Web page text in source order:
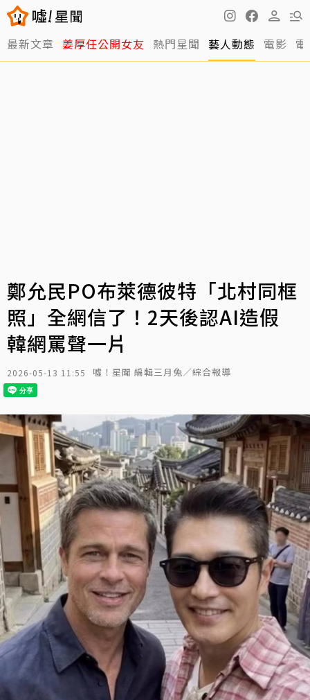
最新文章 姜厚任公開女友 熱門星聞 藝人動態 電影
鄭允民PO布萊德彼特「北村同框
照」全網信了！2天後認AI造假
韓網罵聲一片
2026-05-13 11:55 噓！星聞 編輯三月兔／綜合報導